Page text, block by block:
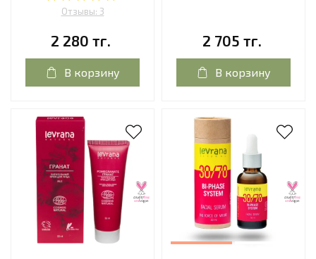
Отзывы: 3
2 280 тг.
В корзину
2 705 тг.
В корзину